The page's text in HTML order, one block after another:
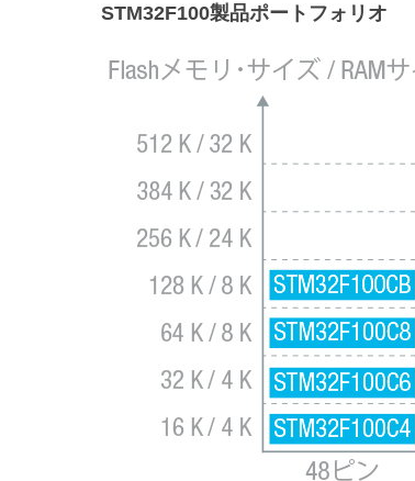
STM32F100製品ポートフォリオ